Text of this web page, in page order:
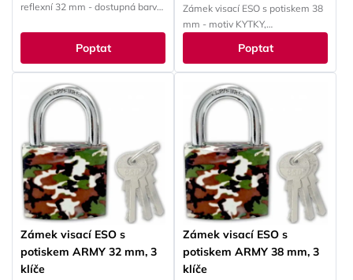
reflexní 32 mm - dostupná barva:
Poptat
Zámek visací ESO s potiskem 38
mm - motiv KYTKY,
Poptat
Zámek visací ESO s
potiskem ARMY 32 mm, 3
klíče
Zámek visací ESO s
potiskem ARMY 38 mm, 3
klíče